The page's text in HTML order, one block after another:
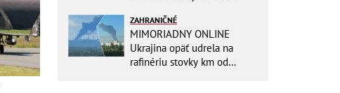
ZAHRANIČNÉ
MIMORIADNY ONLINE
Ukrajina opäť udrela na
rafinériu stovky km od